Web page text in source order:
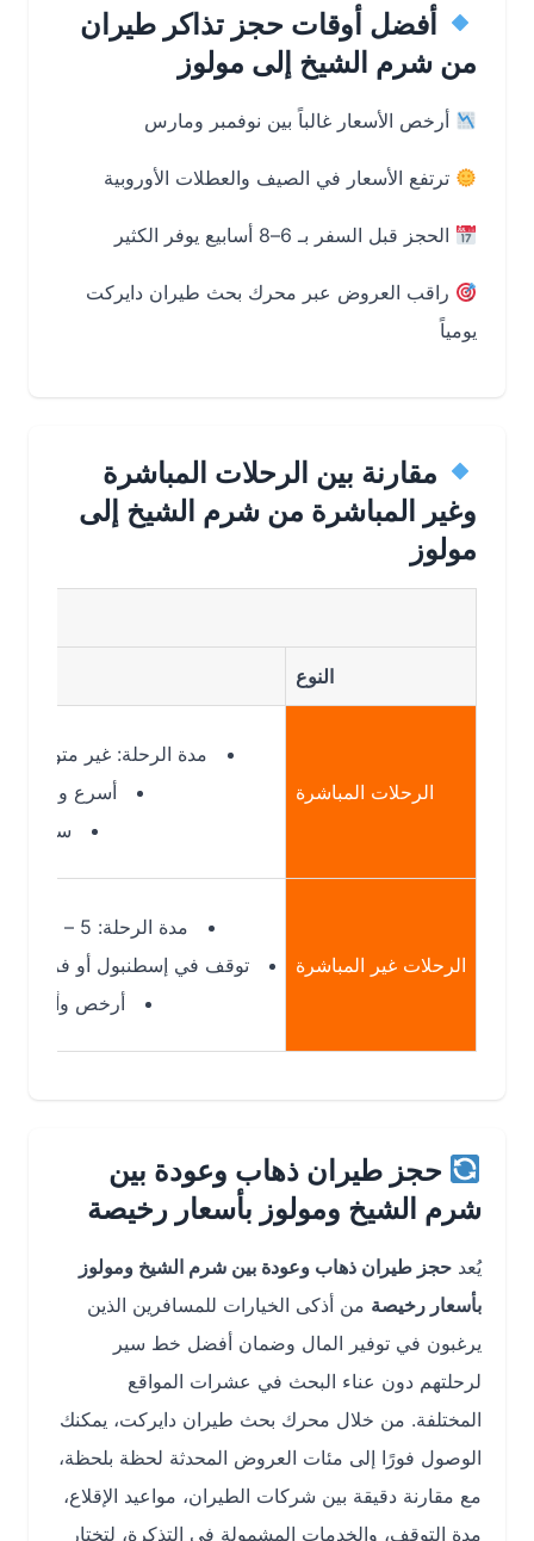
أفضل أوقات حجز تذاكر طيران
من شرم الشيخ إلى مولوز
أرخص الأسعار غالباً بين نوفمبر ومارس
ترتفع الأسعار في الصيف والعطلات الأوروبية
الحجز قبل السفر بـ 6–8 أسابيع يوفر الكثير
راقب العروض عبر محرك بحث طيران دايركت
مقارنة بين الرحلات المباشرة
وغير المباشرة من شرم الشيخ إلى
مولوز
الرحلات المباشرة
مدة الرحلة: غير متوفرة غالباً
أسرع ولكن نادرة
سعر مرتفع
الرحلات غير المباشرة
مدة الرحلة: 5 – 8 ساعات
توقف في إسطنبول أو فرانكفورت
أرخص وأكثر توفرًا
حجز طيران ذهاب وعودة بين
شرم الشيخ ومولوز بأسعار رخيصة
حجز طيران ذهاب وعودة بين شرم الشيخ ومولوز
بأسعار رخيصة من أذكى الخيارات للمسافرين الذين
يرغبون في توفير المال وضمان أفضل خط سير
لرحلتهم دون عناء البحث في عشرات المواقع
المختلفة. من خلال محرك بحث طيران دايركت، يمكنك
الوصول فورًا إلى مئات العروض المحدثة لحظة بلحظة،
مع مقارنة دقيقة بين شركات الطيران، مواعيد الإقلاع،
مدة التوقف، والخدمات المشمولة في التذكرة، لتختار